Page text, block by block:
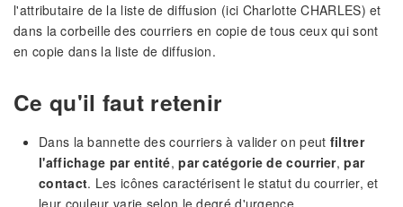
l'attributaire de la liste de diffusion (ici Charlotte CHARLES) et
dans la corbeille des courriers en copie de tous ceux qui sont
en copie dans la liste de diffusion.
Ce qu'il faut retenir
Dans la bannette des courriers à valider on peut filtrer
l'affichage par entité,par catégorie de courrier,par
contact. Les icônes caractérisent le statut du courrier, et